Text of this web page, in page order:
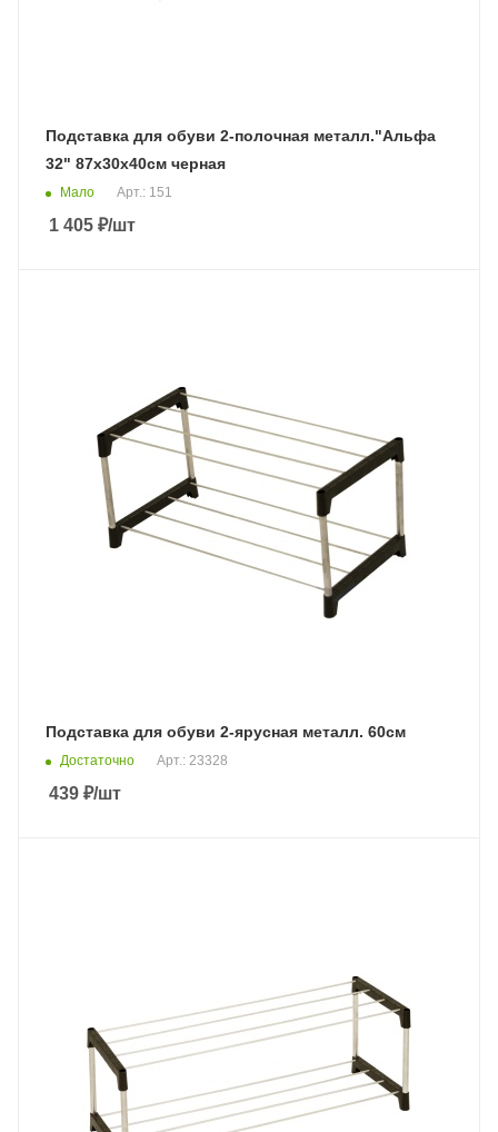
Подставка для обуви 2-полочная металл."Альфа
32" 87х30х40см черная
Мало Арт.: 151
1 405 ₽/шт
Подставка для обуви 2-ярусная металл. 60см
Достаточно Арт.: 23328
439 ₽/шт